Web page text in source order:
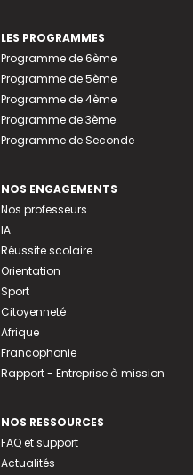
LES PROGRAMMES
Programme de 6ème
Programme de 5ème
Programme de 4ème
Programme de 3ème
Programme de Seconde
NOS ENGAGEMENTS
Nos professeurs
IA
Réussite scolaire
Orientation
Sport
Citoyenneté
Afrique
Francophonie
Rapport - Entreprise à mission
NOS RESSOURCES
FAQ et support
Actualités